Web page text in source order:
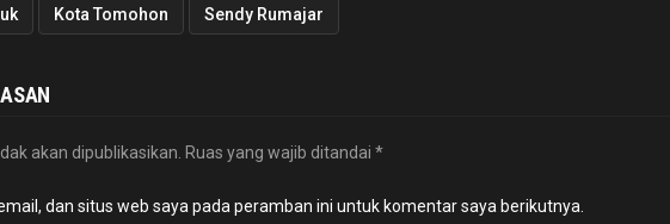
Kota Tomohon Sendy Rumajar
akan dipublikasikan. Ruas yang wajib ditandai *
dan situs web saya pada peramban ini untuk komentar saya berikutnya.